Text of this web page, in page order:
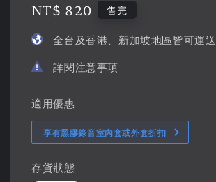
Regular
NT$ 820 售完
全台及香港、新加坡地區皆可運送
詳閱注意事項
適用優惠
享有黑膠錄音室內套或外套折扣
存貨狀態